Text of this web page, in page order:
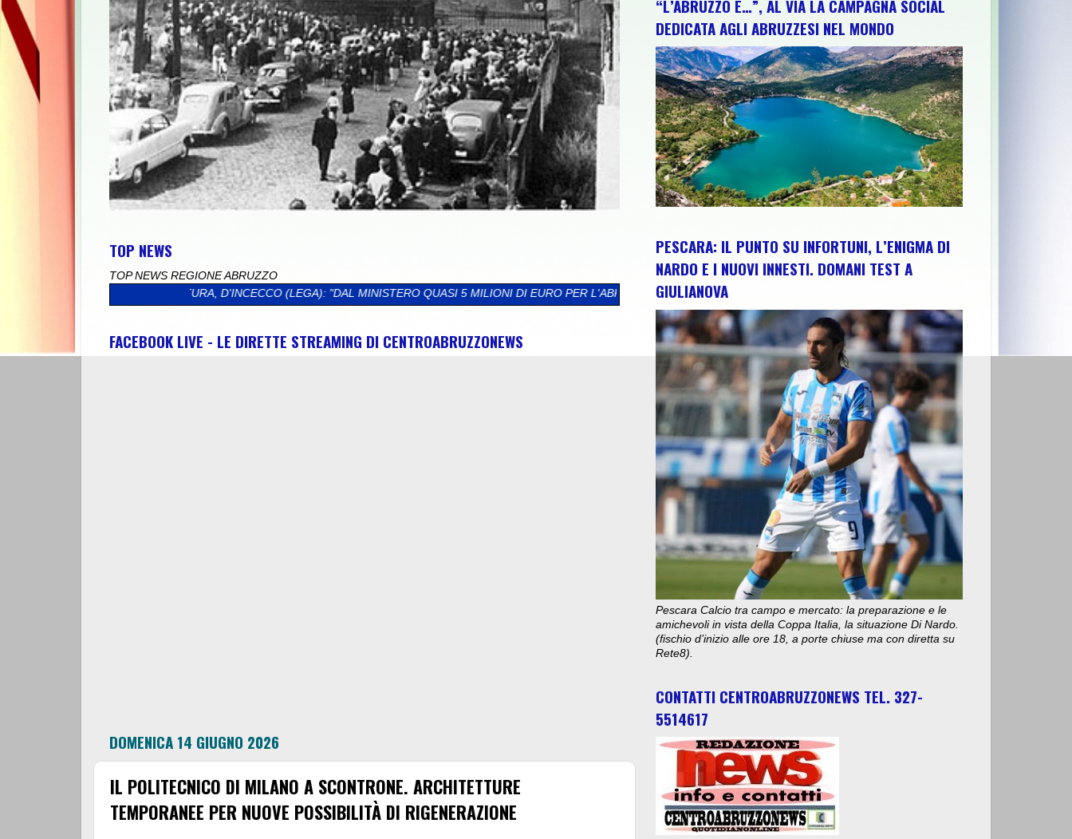
TOP NEWS
TOP NEWS REGIONE ABRUZZO
CULTURA, D'INCECCO (LEGA): "DAL MINISTERO QUASI 5 MILIONI DI EURO PER L'ABRUZZO. SBLOCCATI FONDI PER CELANO E FARA SAN MARTINO"
FACEBOOK LIVE - LE DIRETTE STREAMING DI CENTROABRUZZONEWS
DOMENICA 14 GIUGNO 2026
IL POLITECNICO DI MILANO A SCONTRONE. ARCHITETTURE
TEMPORANEE PER NUOVE POSSIBILITÀ DI RIGENERAZIONE
“L’ABRUZZO È…”, AL VIA LA CAMPAGNA SOCIAL
DEDICATA AGLI ABRUZZESI NEL MONDO
PESCARA: IL PUNTO SU INFORTUNI, L’ENIGMA DI
NARDO E I NUOVI INNESTI. DOMANI TEST A
GIULIANOVA
Pescara Calcio tra campo e mercato: la preparazione e le
amichevoli in vista della Coppa Italia, la situazione Di Nardo.
(fischio d’inizio alle ore 18, a porte chiuse ma con diretta su
Rete8).
CONTATTI CENTROABRUZZONEWS TEL. 327-
5514617